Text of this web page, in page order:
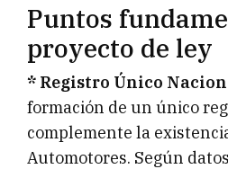
Puntos
proyecto de ley
* Registro Único
formación de un único
complemente la
Automotores. Según